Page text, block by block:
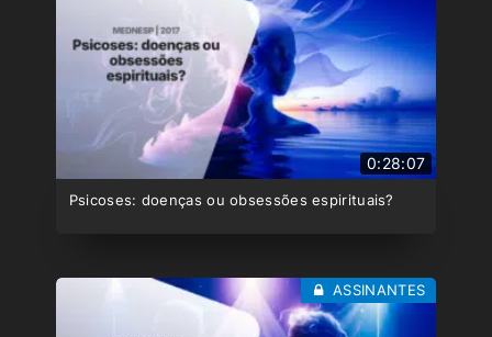
0:28:07
Psicoses: doenças ou obsessões espirituais?
ASSINANTES